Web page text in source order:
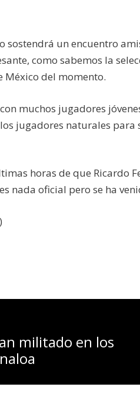
sostendrá un encuentro
como sabemos la
México del momento.
muchos jugadores
jugadores naturales
horas de que Ricardo
nada oficial pero se ha
)
militado en los